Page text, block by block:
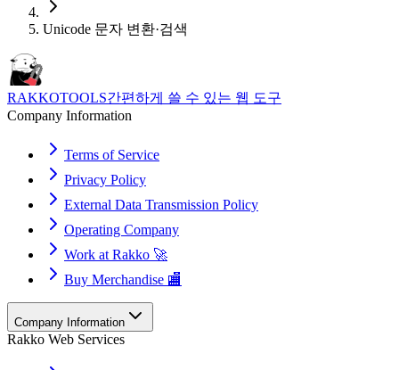
Unicode 문자 변환·검색
RAKKOTOOLS간편하게 쓸 수 있는 웹 도구
Company Information
Terms of Service
Privacy Policy
External Data Transmission Policy
Operating Company
Work at Rakko 🚀
Buy Merchandise 🏬
Company Information
Rakko Web Services